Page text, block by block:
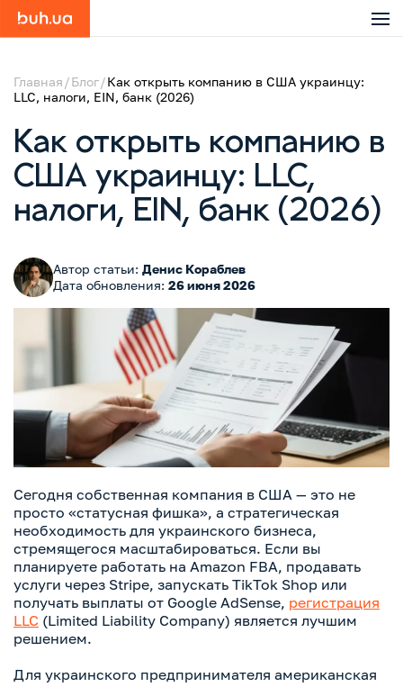
Главная Блог Как открыть компанию в США украинцу:
LLC, налоги, EIN, банк (2026)
Как открыть компанию в
США украинцу: LLC,
налоги, EIN, банк (2026)
Автор статьи: Денис Кораблев
Дата обновления: 26 июня 2026
Сегодня собственная компания в США — это не
просто «статусная фишка», а стратегическая
необходимость для украинского бизнеса,
стремящегося масштабироваться. Если вы
планируете работать на Amazon FBA, продавать
услуги через Stripe, запускать TikTok Shop или
получать выплаты от Google AdSense, регистрация
LLC (Limited Liability Company) является лучшим
решением.
Для украинского предпринимателя американская